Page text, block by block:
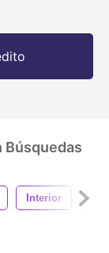
Búsquedas
Interior